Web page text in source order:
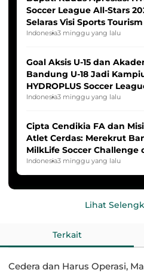
Soccer League All-Stars
Selaras Visi Sports Tourism
Indonesia3 minggu yang lalu
Goal Aksis U-15 dan
Bandung U-18 Jadi
HYDROPLUS Soccer
2025/2026
Indonesia3 minggu yang lalu
Cipta Cendikia FA dan
Atlet Cerdas: Merekrut
MilkLife Soccer Challenge
HYDROPLUS Soccer League
Indonesia3 minggu yang lalu
Lihat
Terkait
Cedera dan Harus Operasi,